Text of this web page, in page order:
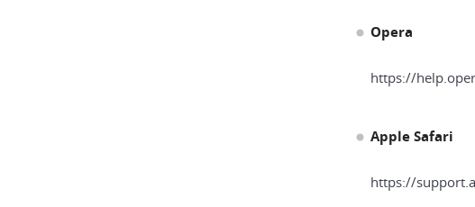
Opera
https://
Apple Safari
https://